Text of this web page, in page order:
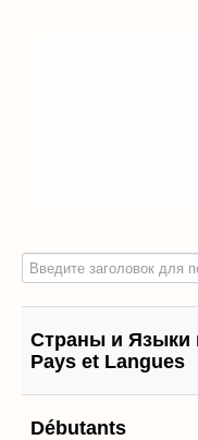
Введите заголовок для
Страны и Языки
Pays et Langues
Débutants